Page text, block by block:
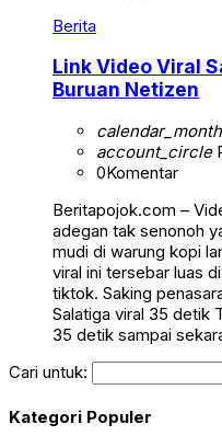
Berita
Link Video Viral
Buruan Netizen
calendar_month
account_circle
0Komentar
Beritapojok.com –
adegan tak senonoh
mudi di warung kopi
viral ini tersebar luas
tiktok. Saking
Salatiga viral 35 detik
35 detik sampai
Cari untuk:
Kategori Populer